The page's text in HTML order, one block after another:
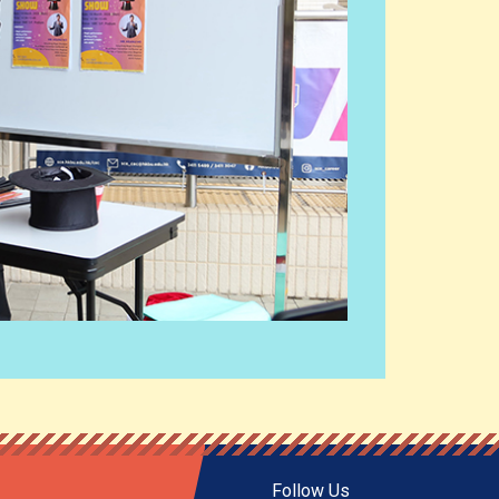
Follow Us